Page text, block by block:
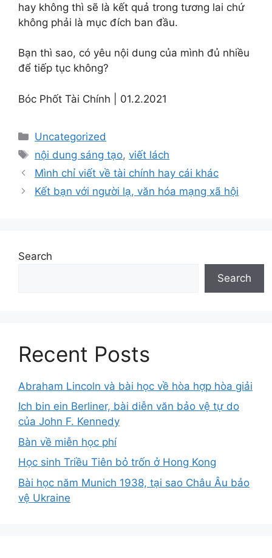
hay không thì sẽ là kết quả trong tương lai chứ
không phải là mục đích ban đầu.
Bạn thì sao, có yêu nội dung của mình đủ nhiều
để tiếp tục không?
Bóc Phốt Tài Chính | 01.2.2021
Categories
Uncategorized
Tags
nội dung sáng tạo,viết lách
Mình chỉ viết về tài chính hay cái khác
Kết bạn với người lạ, văn hóa mạng xã hội
Search
Search
Recent Posts
Abraham Lincoln và bài học về hòa hợp hòa giải
Ich bin ein Berliner, bài diễn văn bảo vệ tự do
của John F. Kennedy
Bàn về miễn học phí
Học sinh Triều Tiên bỏ trốn ở Hong Kong
Bài học năm Munich 1938, tại sao Châu Âu bảo
vệ Ukraine